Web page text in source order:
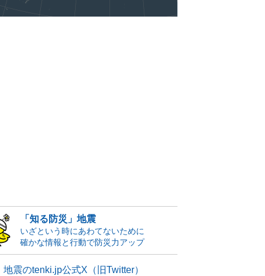
「知る防災」地震
いざという時にあわてないために
確かな情報と行動で防災力アップ
地震のtenki.jp公式X（旧Twitter）